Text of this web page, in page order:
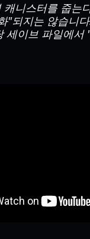
캐니스터를 줍는
"되지는 않습니
세이브 파일에서